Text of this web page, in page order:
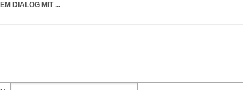
DIALOG MIT ...